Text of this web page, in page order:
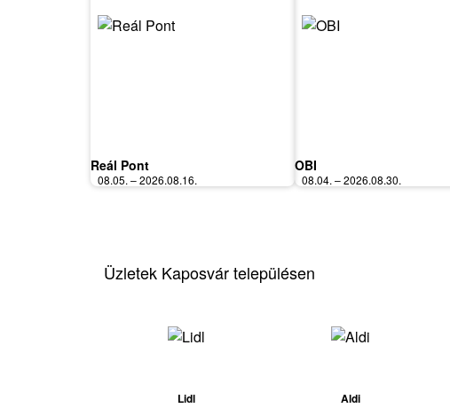
Reál Pont
08.05. – 2026.08.16.
OBI
08.04. – 2026.08.30.
Üzletek Kaposvár településen
Lidl Aldi